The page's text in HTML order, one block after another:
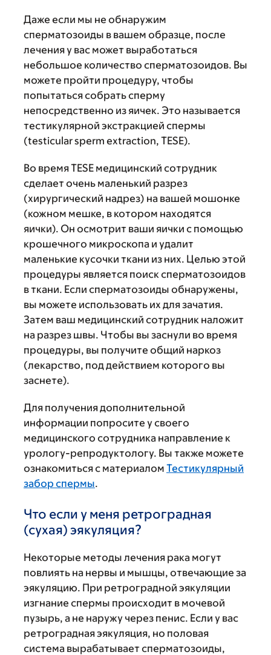
Даже если мы не обнаружим
сперматозоиды в вашем образце, после
лечения у вас может выработаться
небольшое количество сперматозоидов. Вы
можете пройти процедуру, чтобы
попытаться собрать сперму
непосредственно из яичек. Это называется
тестикулярной экстракцией спермы
(testicular sperm extraction, TESE).
Во время TESE медицинский сотрудник
сделает очень маленький разрез
(хирургический надрез) на вашей мошонке
(кожном мешке, в котором находятся
яички). Он осмотрит ваши яички с помощью
крошечного микроскопа и удалит
маленькие кусочки ткани из них. Целью этой
процедуры является поиск сперматозоидов
в ткани. Если сперматозоиды обнаружены,
вы можете использовать их для зачатия.
Затем ваш медицинский сотрудник наложит
на разрез швы. Чтобы вы заснули во время
процедуры, вы получите общий наркоз
(лекарство, под действием которого вы
заснете).
Для получения дополнительной
информации попросите у своего
медицинского сотрудника направление к
урологу-репродуктологу. Вы также можете
ознакомиться с материалом Тестикулярный
забор спермы.
Что если у меня ретроградная
(сухая) эякуляция?
Некоторые методы лечения рака могут
повлиять на нервы и мышцы, отвечающие за
эякуляцию. При ретроградной эякуляции
изгнание спермы происходит в мочевой
пузырь, а не наружу через пенис. Если у вас
ретроградная эякуляция, но половая
система вырабатывает сперматозоиды,